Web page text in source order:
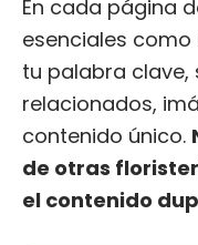
En cada página
esenciales como
tu palabra clave,
relacionados,
contenido único.
de otras
el contenido